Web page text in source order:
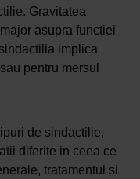
Gravitatea
asupra functiei
implica
pentru mersul
de sindactilie,
diferite in ceea ce
tratamentul si